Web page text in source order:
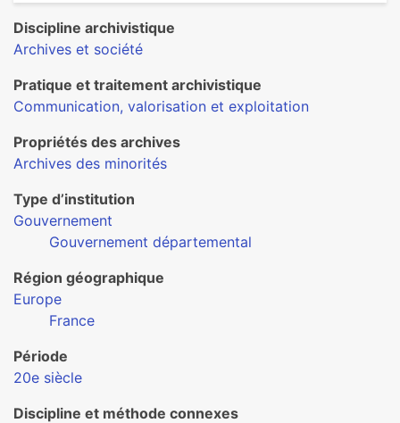
Discipline archivistique
Archives et société
Pratique et traitement archivistique
Communication, valorisation et exploitation
Propriétés des archives
Archives des minorités
Type d’institution
Gouvernement
Gouvernement départemental
Région géographique
Europe
France
Période
20e siècle
Discipline et méthode connexes